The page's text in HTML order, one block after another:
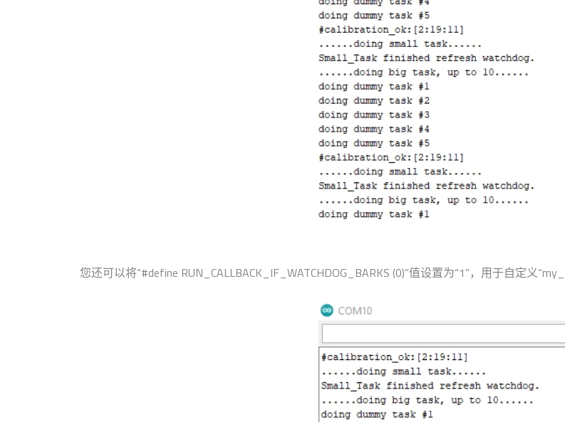
您还可以将“#define RUN_CALLBACK_IF_WATCHDOG_BARKS (0)”值设置为“1”，用于自定义